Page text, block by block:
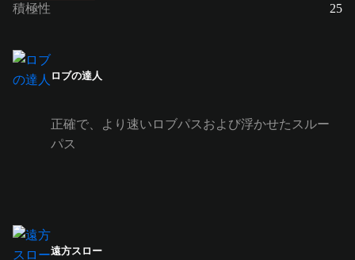
積極性
25
ロブの達人
正確で、より速いロブパスおよび浮かせたスルー
パス
遠方スロー